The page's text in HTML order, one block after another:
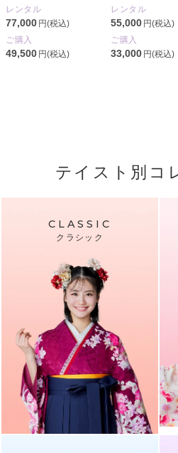
レンタル
77,000 円(税込)
ご購入
49,500 円(税込)
レンタル
55,000 円(税込)
ご購入
33,000 円(税込)
テイスト別コ
CLASSIC
クラシック